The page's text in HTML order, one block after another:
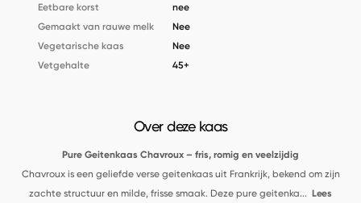
Eetbare korst
nee
Gemaakt van rauwe melk
Nee
Vegetarische kaas
Nee
Vetgehalte
45+
Over deze kaas
Pure Geitenkaas Chavroux – fris, romig en veelzijdig
Chavroux is een geliefde verse geitenkaas uit Frankrijk, bekend om zijn
zachte structuur en milde, frisse smaak. Deze pure geitenka... Lees